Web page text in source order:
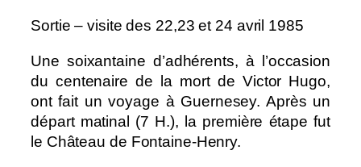
Sortie – visite des 22,23 et 24 avril 1985
Une soixantaine d’adhérents, à l’occasion
du centenaire de la mort de Victor Hugo,
ont fait un voyage à Guernesey. Après un
départ matinal (7 H.), la première étape fut
le Château de Fontaine-Henry.